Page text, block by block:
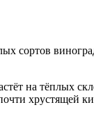
на тёплых
хрустящей